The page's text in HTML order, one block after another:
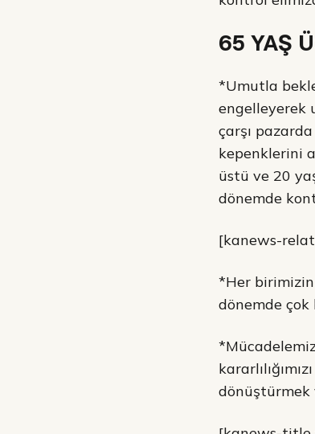
65 YAŞ
*Umutla
engelleyerek
çarşı pazarda
kepenklerini
üstü ve 20
dönemde
[kanews-
*Her birimizin
dönemde
dönüştürmek